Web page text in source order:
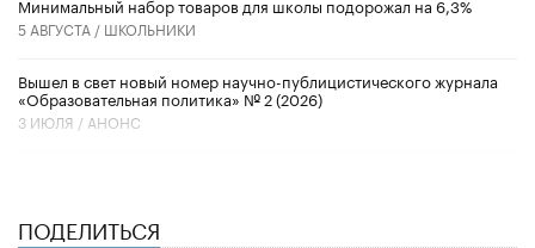
5 АВГУСТА / ШКОЛЬНИКИ
Вышел в свет новый номер научно-публицистического журнала
«Образовательная политика» № 2 (2026)
3 ИЮЛЯ / АНОНС
ПОДЕЛИТЬСЯ